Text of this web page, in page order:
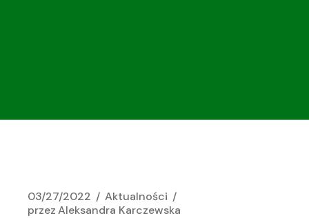
03/27/2022
Aktualności
przez Aleksandra Karczewska